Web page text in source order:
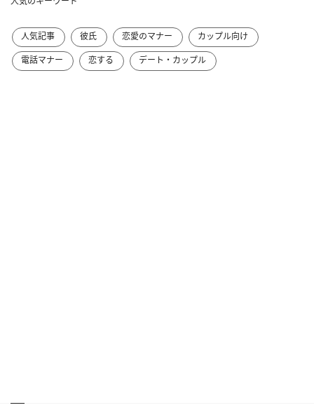
人気記事 彼氏 恋愛のマナー
カップル向け
電話マナー
恋する デート・カップル